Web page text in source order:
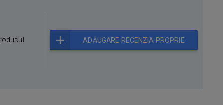
ADĂUGARE RECENZIA PROPRIE